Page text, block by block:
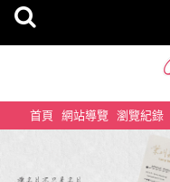
首頁 網站導覽 瀏覽紀錄